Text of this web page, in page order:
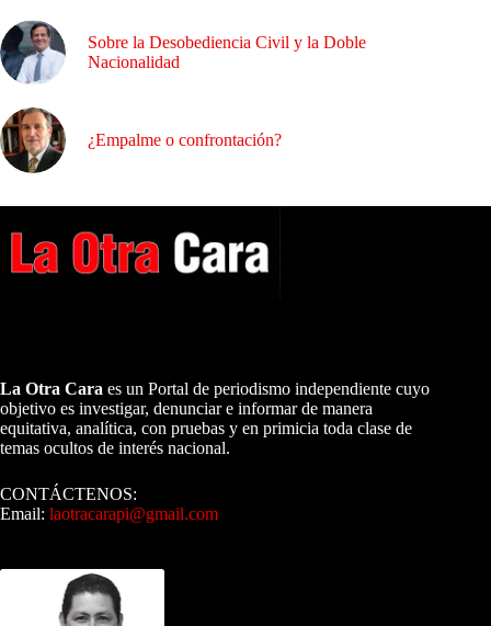
Sobre la Desobediencia Civil y la Doble
Nacionalidad
¿Empalme o confrontación?
La Otra Cara es un Portal de periodismo independiente cuyo
objetivo es investigar, denunciar e informar de manera
equitativa, analítica, con pruebas y en primicia toda clase de
temas ocultos de interés nacional.
CONTÁCTENOS:
Email: laotracarapi@gmail.com